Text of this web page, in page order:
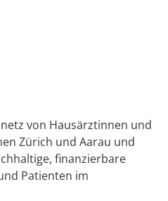
von Hausärztinnen und
Zürich und Aarau und
finanzierbare
Patienten im